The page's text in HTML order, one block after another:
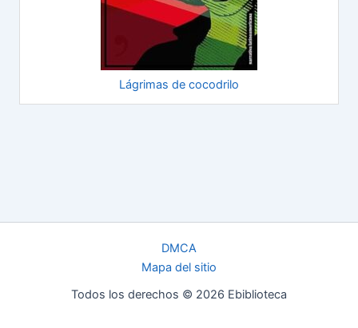
Lágrimas de cocodrilo
DMCA
Mapa del sitio
Todos los derechos © 2026 Ebiblioteca